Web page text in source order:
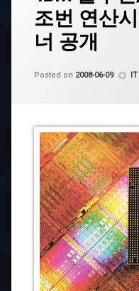
조번 연산
너 공개
Posted on 2008-06-09
by
위
로
은
퓨
터
‘IBM
블
루
진/L’
초
당
1000
조
번